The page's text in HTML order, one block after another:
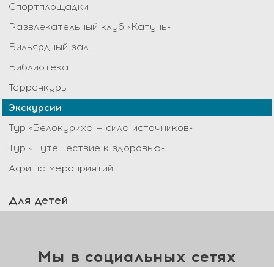
Спортплощадки
Развлекательный клуб «Катунь»
Бильярдный зал
Библиотека
Терренкуры
Экскурсии
Тур «Белокуриха — сила источников»
Тур «Путешествие к здоровью»
Афиша мероприятий
Для детей
Мы в социальных сетях